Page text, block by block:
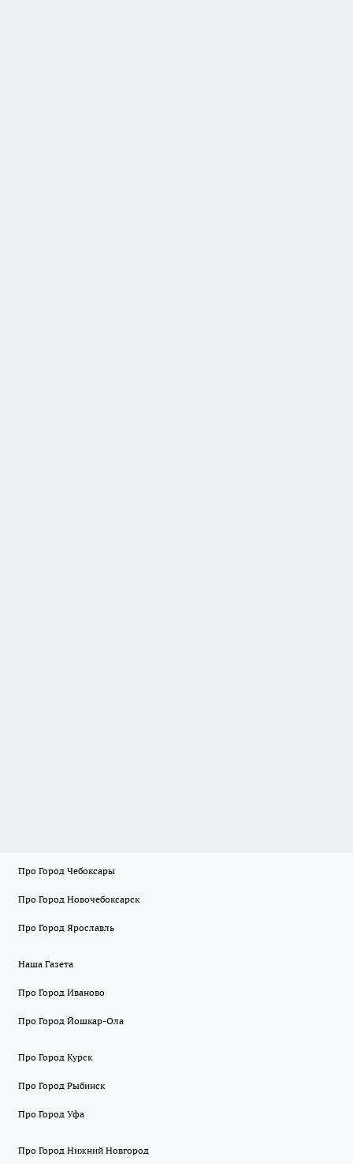
Про Город Чебоксары
Про Город Новочебоксарск
Про Город Ярославль
Наша Газета
Про Город Иваново
Про Город Йошкар-Ола
Про Город Курск
Про Город Рыбинск
Про Город Уфа
Про Город Нижний Новгород